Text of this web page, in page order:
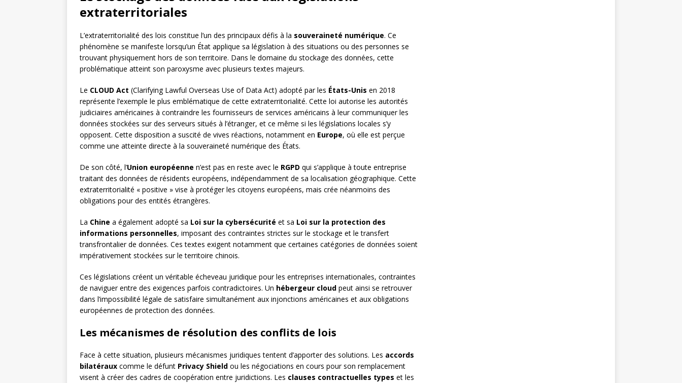
extraterritoriales
L’extraterritorialité des lois constitue l’un des principaux défis à la souveraineté numérique. Ce
phénomène se manifeste lorsqu’un État applique sa législation à des situations ou des personnes se
trouvant physiquement hors de son territoire. Dans le domaine du stockage des données, cette
problématique atteint son paroxysme avec plusieurs textes majeurs.
Le CLOUD Act (Clarifying Lawful Overseas Use of Data Act) adopté par les États-Unis en 2018
représente l’exemple le plus emblématique de cette extraterritorialité. Cette loi autorise les autorités
judiciaires américaines à contraindre les fournisseurs de services américains à leur communiquer les
données stockées sur des serveurs situés à l’étranger, et ce même si les législations locales s’y
opposent. Cette disposition a suscité de vives réactions, notamment en Europe, où elle est perçue
comme une atteinte directe à la souveraineté numérique des États.
De son côté, l’Union européenne n’est pas en reste avec le RGPD qui s’applique à toute entreprise
traitant des données de résidents européens, indépendamment de sa localisation géographique. Cette
extraterritorialité « positive » vise à protéger les citoyens européens, mais crée néanmoins des
obligations pour des entités étrangères.
La Chine a également adopté sa Loi sur la cybersécurité et sa Loi sur la protection des
informations personnelles, imposant des contraintes strictes sur le stockage et le transfert
transfrontalier de données. Ces textes exigent notamment que certaines catégories de données soient
impérativement stockées sur le territoire chinois.
Ces législations créent un véritable écheveau juridique pour les entreprises internationales, contraintes
de naviguer entre des exigences parfois contradictoires. Un hébergeur cloud peut ainsi se retrouver
dans l’impossibilité légale de satisfaire simultanément aux injonctions américaines et aux obligations
européennes de protection des données.
Les mécanismes de résolution des conflits de lois
Face à cette situation, plusieurs mécanismes juridiques tentent d’apporter des solutions. Les accords
bilatéraux comme le défunt Privacy Shield ou les négociations en cours pour son remplacement
visent à créer des cadres de coopération entre juridictions. Les clauses contractuelles types et les